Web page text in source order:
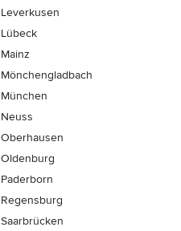
Leverkusen
Lübeck
Mainz
Mönchen­gladbach
München
Neuss
Oberhausen
Oldenburg
Paderborn
Regensburg
Saarbrücken